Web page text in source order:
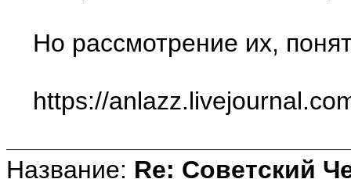
Но рассмотрение их,
https://
Название: Re: Советский